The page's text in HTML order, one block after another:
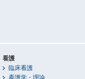
看護
臨床看護
看護学・理論